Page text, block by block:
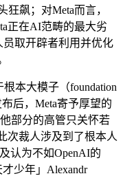
飙；对Meta而言，
正在AI范畴的最大劣
取开辟者利用并优化
本大模子（foundation
后，Meta寄予厚望的
部分的高管只关怀若
次裁人涉及到了根本人
认为不如OpenAI的
少年」Alexandr